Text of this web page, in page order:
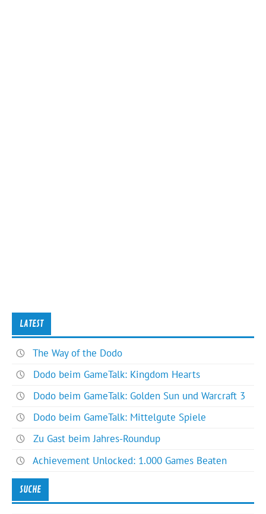
LATEST
The Way of the Dodo
Dodo beim GameTalk: Kingdom Hearts
Dodo beim GameTalk: Golden Sun und Warcraft 3
Dodo beim GameTalk: Mittelgute Spiele
Zu Gast beim Jahres-Roundup
Achievement Unlocked: 1.000 Games Beaten
SUCHE